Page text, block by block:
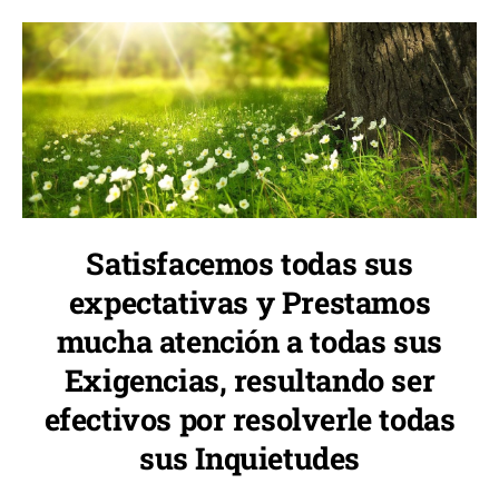
Satisfacemos todas sus
expectativas y Prestamos
mucha atención a todas sus
Exigencias, resultando ser
efectivos por resolverle todas
sus Inquietudes